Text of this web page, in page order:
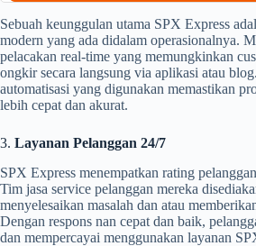
Sebuah keunggulan utama SPX Express
modern yang ada didalam operasionalnya.
pelacakan real-time yang memungkinkan
ongkir secara langsung via aplikasi atau
automatisasi yang digunakan memastikan
lebih cepat dan akurat.
3. Layanan Pelanggan 24/7
SPX Express menempatkan rating
Tim jasa service pelanggan mereka
menyelesaikan masalah dan atau
Dengan respons nan cepat dan baik,
dan mempercayai menggunakan layanan